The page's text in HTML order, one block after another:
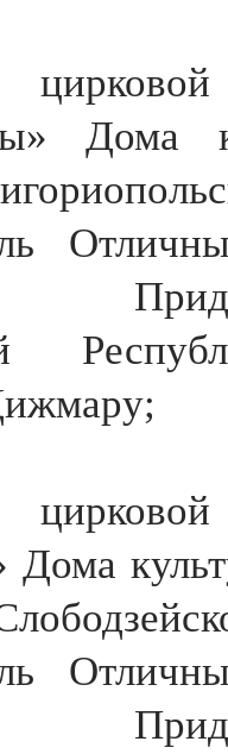
Дома
Дома